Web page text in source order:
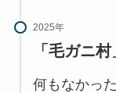
2025年
「毛ガニ
何もなかっ